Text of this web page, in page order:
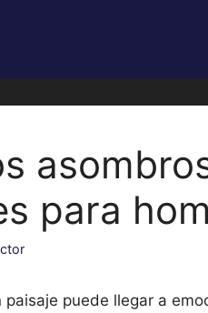
para
paisaje puede llegar a